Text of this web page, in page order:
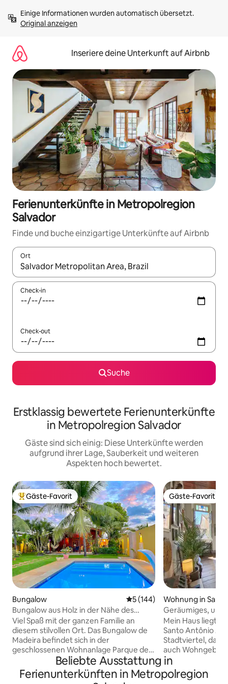
Inhalten
springenOriginal anzeigen
Inseriere deine Unterkunft auf Airbnb
Ferienunterkünfte in Metropolregion
Salvador
Finde und buche einzigartige Unterkünfte auf Airbnb
Ort
Wenn Ergebnisse verfügbar sind, navigiere mit den
Check-in
Check-out
Suche
Erstklassig bewertete Ferienunterkünfte
in Metropolregion Salvador
Gäste sind sich einig: Diese Unterkünfte werden
aufgrund ihrer Lage, Sauberkeit und weiteren
Aspekten hoch bewertet.
Beliebter Gäste-Favorit.
Gäste-Favorit
Bungalow Durchschnittliche
5 (144)
Bungalow aus Holz in der Nähe des
Strandes in einer Wohnanlage
Viel Spaß mit der ganzen Familie an
diesem stilvollen Ort. Das Bungalow de
Madeira befindet sich in der
geschlossenen Wohnanlage Parque de
Jacuipe mit 24-Stunden-
Sicherheitsdienst, 700 m vom Strand
und dem Fluss Jacuipe entfernt. Es
Gäste-Favorit
Gäste-Favorit
Wohnung in
Geräumiges,
Zuhause im
Mein Haus liegt
Santo Antônio
Stadtviertel, das
auch
Zentrum ist. Es
und große
Rückzugsort
Beliebte Ausstattung in
Ferienunterkünften in Metropolregion